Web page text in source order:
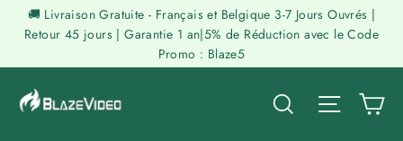
Passer🚚 Livraison Gratuite - Français et Belgique 3-7 Jours Ouvrés |
Retour 45 jours | Garantie 1 an|5% de Réduction avec le Code
Promo : Blaze5
Rechercher